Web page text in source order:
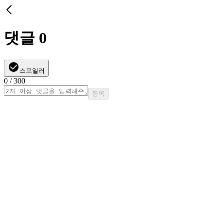
댓글 0
스포일러
0 / 300
등록